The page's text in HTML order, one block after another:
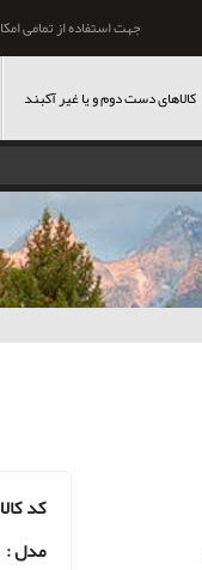
جهت استفاده از تمامی
کالاهای دست دوم و یا غیر آکبند
کد
مدل :